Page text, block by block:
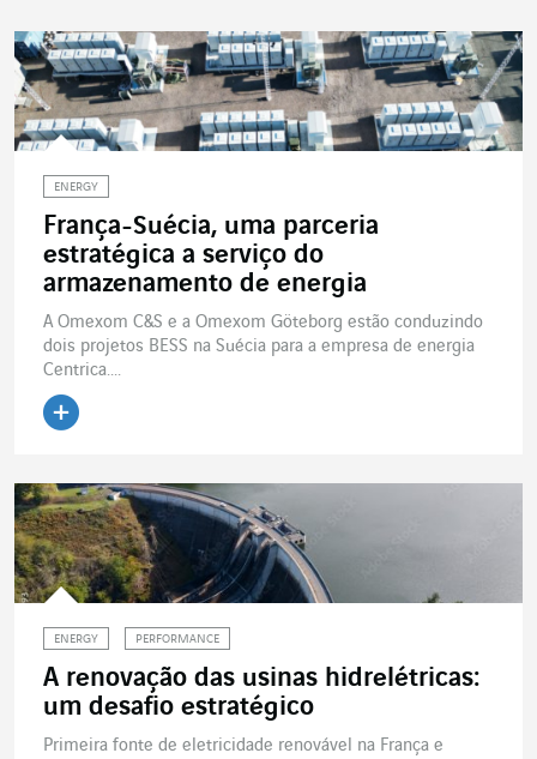
ENERGY
França-Suécia, uma parceria
estratégica a serviço do
armazenamento de energia
A Omexom C&S e a Omexom Göteborg estão conduzindo
dois projetos BESS na Suécia para a empresa de energia
Centrica....
ENERGY PERFORMANCE
A renovação das usinas hidrelétricas:
um desafio estratégico
Primeira fonte de eletricidade renovável na França e